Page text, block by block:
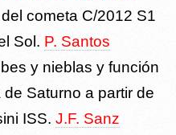
cometa C/2012 S1
Sol. P. Santos
y nieblas y función
Saturno a partir de
ISS. J.F. Sanz